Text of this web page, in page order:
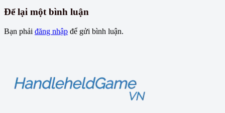
Để lại một bình luận
Bạn phải đăng nhập để gửi bình luận.